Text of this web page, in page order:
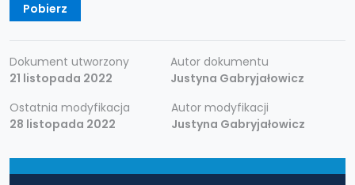
Pobierz
Dokument utworzony
21 listopada 2022
Autor dokumentu
Justyna Gabryjałowicz
Ostatnia modyfikacja
28 listopada 2022
Autor modyfikacji
Justyna Gabryjałowicz